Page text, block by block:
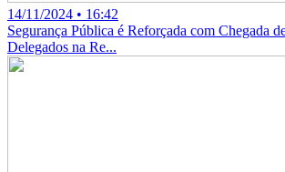
14/11/2024 • 16:42
Segurança Pública é Reforçada com Chegada
Delegados na Re...